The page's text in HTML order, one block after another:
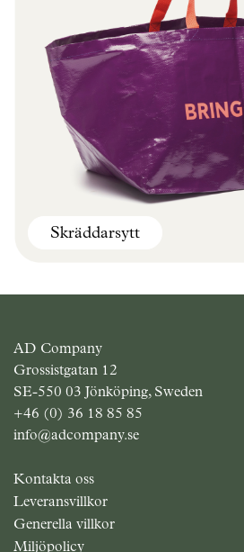
Skräddarsytt
AD Company
Grossistgatan 12
SE-550 03 Jönköping, Sweden
+46 (0) 36 18 85 85
info@adcompany.se
Kontakta oss
Leveransvillkor
Generella villkor
Miljöpolicy